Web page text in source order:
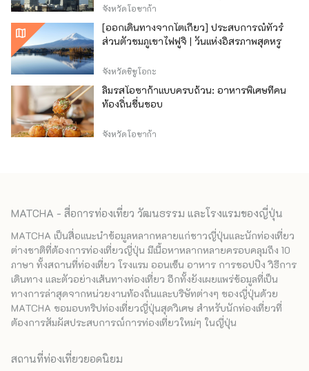
จังหวัดโอซาก้า
[ออกเดินทางจากโตเกียว] ประสบการณ์ทัวร์
ส่วนตัวชมภูเขาไฟฟูจิ | วันแห่งอิสรภาพสุดหรู
จังหวัดชิซูโอกะ
ลิ้มรสโอซาก้าแบบครบถ้วน: อาหารพิเศษที่คน
ท้องถิ่นชื่นชอบ
จังหวัดโอซาก้า
MATCHA - สื่อการท่องเที่ยว วัฒนธรรม และโรงแรมของญี่ปุ่น
MATCHA เป็นสื่อแนะนำข้อมูลหลากหลายแก่ชาวญี่ปุ่นและนักท่องเที่ยว
ต่างชาติที่ต้องการท่องเที่ยวญี่ปุ่น มีเนื้อหาหลากหลายครอบคลุมถึง 10
ภาษา ทั้งสถานที่ท่องเที่ยว โรงแรม ออนเซ็น อาหาร การชอปปิง วิธีการ
เดินทาง และตัวอย่างเส้นทางท่องเที่ยว อีกทั้งยังเผยแพร่ข้อมูลที่เป็น
ทางการล่าสุดจากหน่วยงานท้องถิ่นและบริษัทต่างๆ ของญี่ปุ่นด้วย
MATCHA ขอมอบทริปท่องเที่ยวญี่ปุ่นสุดวิเศษ สำหรับนักท่องเที่ยวที่
ต้องการสัมผัสประสบการณ์การท่องเที่ยวใหม่ๆ ในญี่ปุ่น
สถานที่ท่องเที่ยวยอดนิยม